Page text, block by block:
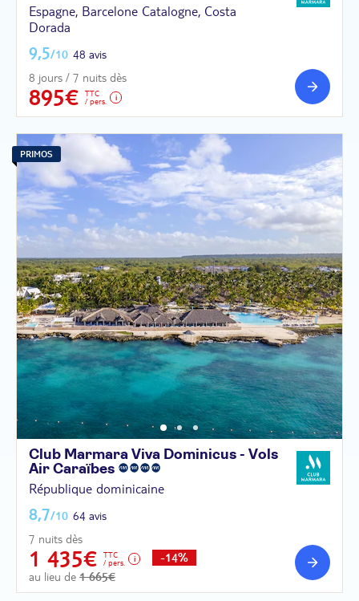
Espagne, Barcelone Catalogne, Costa
Dorada
9,5/10 48 avis
8 jours / 7 nuits dès
895€
TTC
/ pers.
PRIMOS
Club Marmara Viva Dominicus - Vols
Air Caraïbes
République dominicaine
8,7/10 64 avis
7 nuits dès
1 435€
TTC
/ pers.
au lieu de 1 665€
-14%